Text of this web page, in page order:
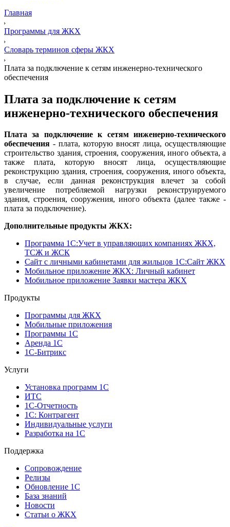
Главная
Программы для ЖКХ
Словарь терминов сферы ЖКХ
Плата за подключение к сетям инженерно-технического
обеспечения
Плата за подключение к сетям
инженерно-технического обеспечения
Плата за подключение к сетям инженерно-технического
обеспечения - плата, которую вносят лица, осуществляющие
строительство здания, строения, сооружения, иного объекта, а
также плата, которую вносят лица, осуществляющие
реконструкцию здания, строения, сооружения, иного объекта,
в случае, если данная реконструкция влечет за собой
увеличение потребляемой нагрузки реконструируемого
здания, строения, сооружения, иного объекта (далее также -
плата за подключение).
Дополнительные продукты ЖКХ:
Программа 1C:Учет в управляющих компаниях ЖКХ,
ТСЖ и ЖСК
Сайт с личными кабинетами для жильцов 1С:Сайт ЖКХ
Мобильное приложение ЖКХ: Личный кабинет
Мобильное приложение Заявки мастера ЖКХ
Продукты
Программы для ЖКХ
Мобильные приложения
Программы 1С
Аренда 1С
1С-Битрикс
Услуги
Установка программ 1С
ИТС
1С-Отчетность
1С: Контрагент
Индивидуальные услуги
Разработка на 1С
Поддержка
Сопровождение
Релизы
Обновление 1С
База знаний
Новости
Статьи о ЖКХ